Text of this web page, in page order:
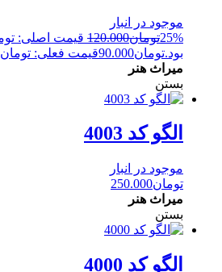
موجود در انبار
25%تومان120.000
بود.تومان90.000قیمت فعلی: تومان90.000.
میراث هنر
بستن
الگو کد 4003
موجود در انبار
تومان250.000
میراث هنر
بستن
الگو کد 4000